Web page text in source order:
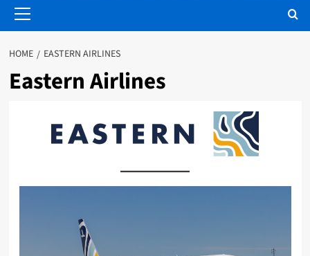
Menu
HOME EASTERN AIRLINES
Eastern Airlines